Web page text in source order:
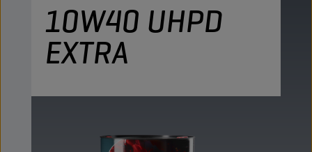
10W40 UHPD
EXTRA